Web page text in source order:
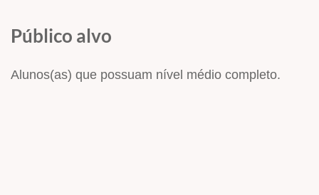
PDF para download;
Prazo de acesso de 6 meses.
Público alvo
Alunos(as) que possuam nível médio completo.